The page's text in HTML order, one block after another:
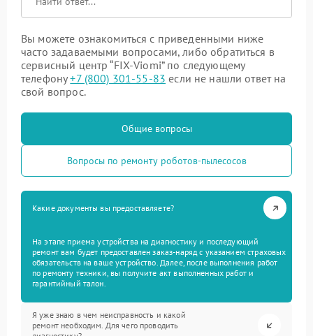
Вы можете ознакомиться с приведенными ниже
часто задаваемыми вопросами, либо обратиться в
сервисный центр “FIX-Viomi” по следующему
телефону+7 (800) 301-55-83 если не нашли ответ на
свой вопрос.
Общие вопросы
Вопросы по ремонту роботов-пылесосов
Какие документы вы предоставляете?
На этапе приема устройства на диагностику и последующий
ремонт вам будет предоставлен заказ-наряд с указанием страховых
обязательств на ваше устройство. Далее, после выполнения работ
по ремонту техники, вы получите акт выполненных работ и
гарантийный талон.
Я уже знаю в чем неисправность и какой
ремонт необходим. Для чего проводить